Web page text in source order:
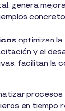
genera
optimizan
y el
facilitan la
procesos
en tiempo